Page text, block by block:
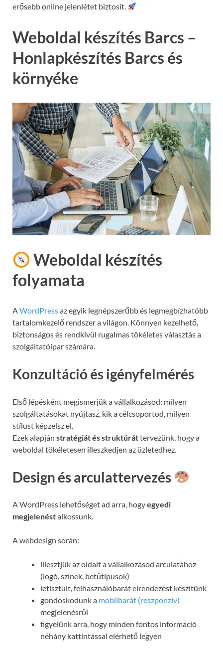
erősebb online jelenlétet biztosít.
Weboldal készítés Barcs –
Honlapkészítés Barcs és
környéke
Weboldal készítés
folyamata
AWordPressaz egyik legnépszerűbb és legmegbízhatóbb
tartalomkezelő rendszer a világon. Könnyen kezelhető,
biztonságos és rendkívül rugalmas tökéletes választás a
szolgáltatóipar számára.
Konzultáció és igényfelmérés
Első lépésként megismerjük a vállalkozásod: milyen
szolgáltatásokat nyújtasz, kik a célcsoportod, milyen
stílust képzelsz el.
Ezek alapján stratégiát és struktúráttervezünk, hogy a
weboldal tökéletesen illeszkedjen az üzletedhez.
Design és arculattervezés
A WordPress lehetőséget ad arra, hogyegyedi
megjelenéstalkossunk.
A webdesign során:
illesztjük az oldalt a vállalkozásod arculatához
(logó, színek, betűtípusok)
letisztult, felhasználóbarát elrendezést készítünk
gondoskodunk a mobilbarát (reszponzív)
megjelenésről
figyelünk arra, hogy minden fontos információ
néhány kattintással elérhető legyen